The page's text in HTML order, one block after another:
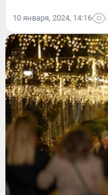
10 января, 2024, 14:16